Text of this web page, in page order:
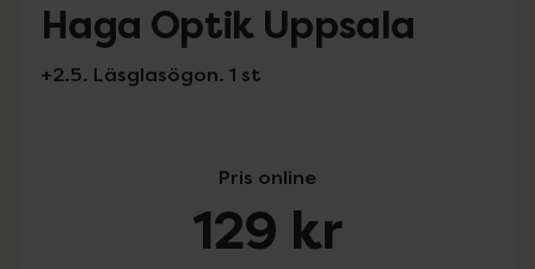
Haga Optik Uppsala
+2.5. Läsglasögon. 1 st
Pris online
129 kr